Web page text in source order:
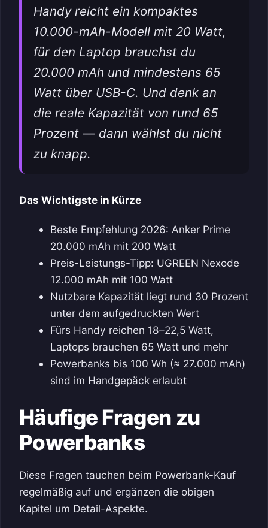
Handy reicht ein kompaktes
10.000-mAh-Modell mit 20 Watt,
für den Laptop brauchst du
20.000 mAh und mindestens 65
Watt über USB-C. Und denk an
die reale Kapazität von rund 65
Prozent — dann wählst du nicht
zu knapp.
Das Wichtigste in Kürze
Beste Empfehlung 2026: Anker Prime
20.000 mAh mit 200 Watt
Preis-Leistungs-Tipp: UGREEN Nexode
12.000 mAh mit 100 Watt
Nutzbare Kapazität liegt rund 30 Prozent
unter dem aufgedruckten Wert
Fürs Handy reichen 18–22,5 Watt,
Laptops brauchen 65 Watt und mehr
Powerbanks bis 100 Wh (≈ 27.000 mAh)
sind im Handgepäck erlaubt
Häufige Fragen zu
Powerbanks
Diese Fragen tauchen beim Powerbank-Kauf
regelmäßig auf und ergänzen die obigen
Kapitel um Detail-Aspekte.